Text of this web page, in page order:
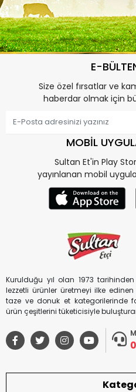
E-
Size özel fırsatlar ve
haberdar olmak için
MOBİL
Sultan Et'in Play
yayınlanan mobil
Kurulduğu yıl olan 1973
lezzetli ürünler üretmeyi ilke
taze ve donuk et kategorilerinde
ürün çeşitlerini tüketicisiyle